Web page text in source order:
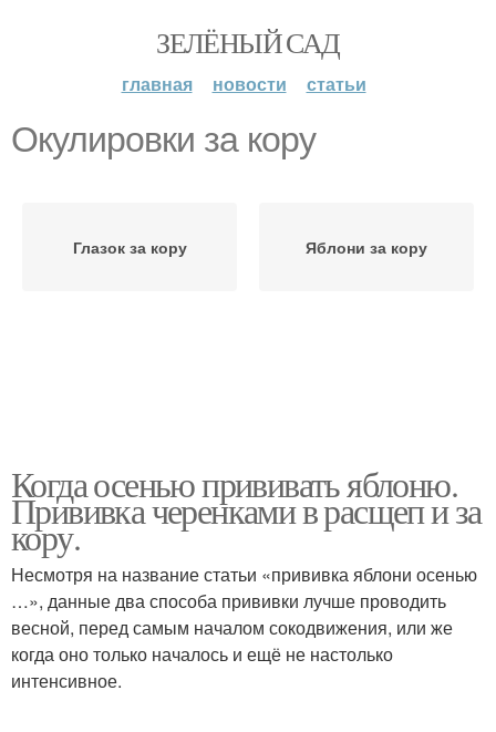
ЗЕЛЁНЫЙ САД
главная новости статьи
Окулировки за кору
Глазок за кору Яблони за кору
Когда осенью прививать яблоню.
Прививка черенками в расщеп и за
кору.
Несмотря на название статьи «прививка яблони осенью
…», данные два способа прививки лучше проводить
весной, перед самым началом сокодвижения, или же
когда оно только началось и ещё не настолько
интенсивное.